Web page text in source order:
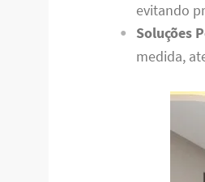
evitando
Soluções
medida,